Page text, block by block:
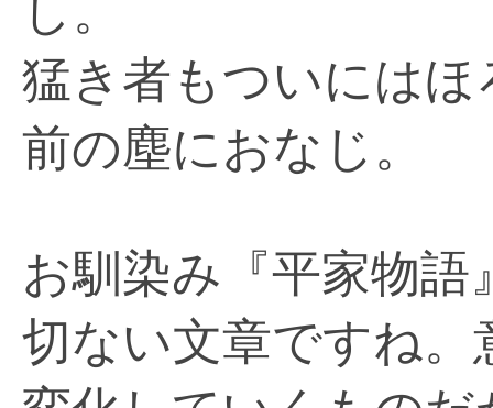
猛き者もついには
前の塵におなじ。
お馴染み『平家物
切ない文章ですね